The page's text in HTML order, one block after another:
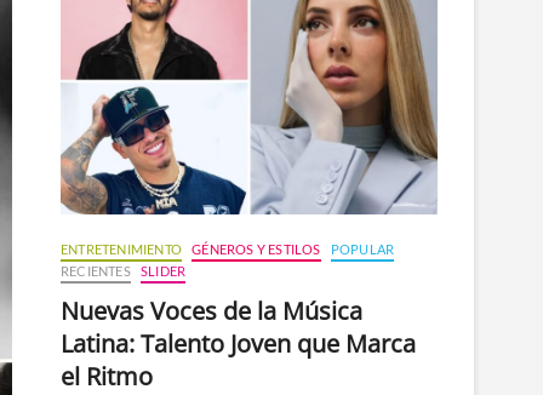
n
ú
ENTRETENIMIENTO GÉNEROS Y ESTILOS
POPULAR
RECIENTES
SLIDER
Nuevas Voces de la Música
Latina: Talento Joven que Marca
el Ritmo